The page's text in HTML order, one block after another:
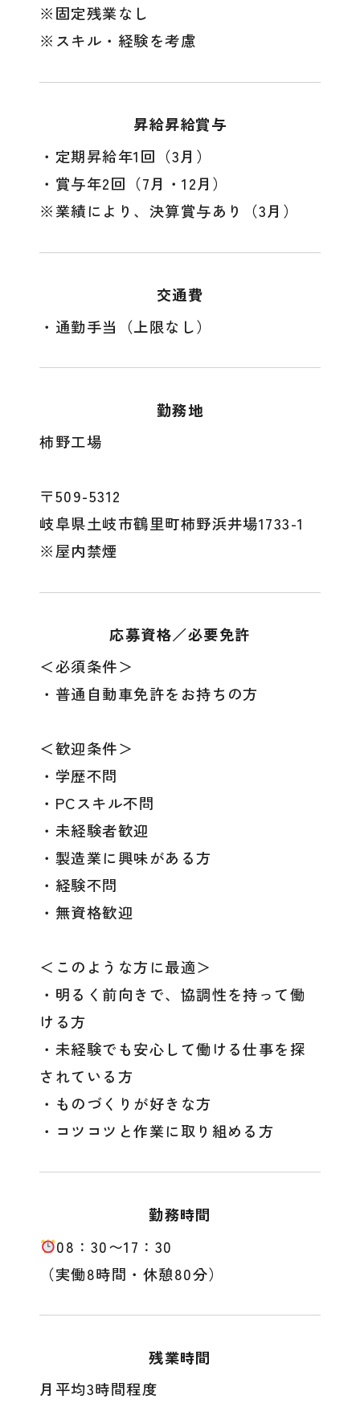
※固定残業なし
※スキル・経験を考慮
昇給昇給賞与
・定期昇給年1回（3月）
・賞与年2回（7月・12月）
※業績により、決算賞与あり（3月）
交通費
・通勤手当（上限なし）
勤務地
柿野工場
〒509-5312
岐阜県土岐市鶴里町柿野浜井場1733-1
※屋内禁煙
応募資格／必要免許
＜必須条件＞
・普通自動車免許をお持ちの方
＜歓迎条件＞
・学歴不問
・PCスキル不問
・未経験者歓迎
・製造業に興味がある方
・経験不問
・無資格歓迎
＜このような方に最適＞
・明るく前向きで、協調性を持って働
ける方
・未経験でも安心して働ける仕事を探
されている方
・ものづくりが好きな方
・コツコツと作業に取り組める方
勤務時間
08：30〜17：30
（実働8時間・休憩80分）
残業時間
月平均3時間程度